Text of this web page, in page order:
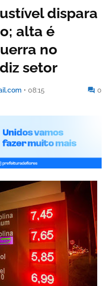
dispara
alta é
no
setor
• 08:15 0